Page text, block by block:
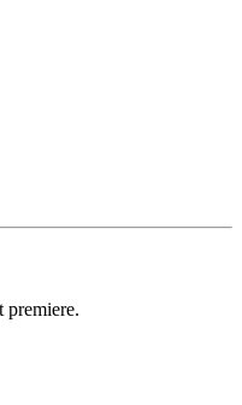
premiere.